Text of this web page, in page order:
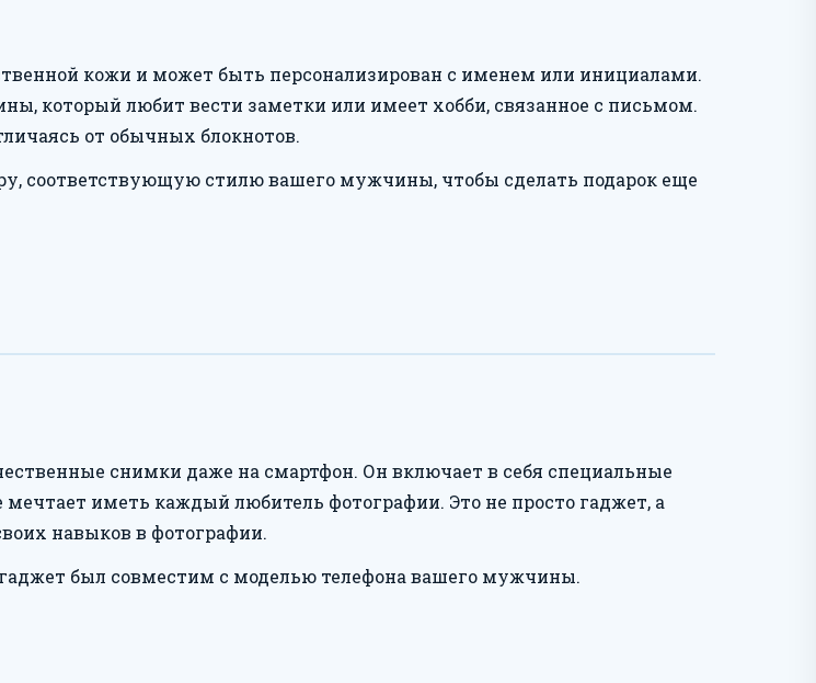
кожи и может быть персонализирован с именем или инициалами.
который любит вести заметки или имеет хобби, связанное с письмом.
от обычных блокнотов.
соответствующую стилю вашего мужчины, чтобы сделать подарок еще
снимки даже на смартфон. Он включает в себя специальные
иметь каждый любитель фотографии. Это не просто гаджет, а
навыков в фотографии.
гаджет был совместим с моделью телефона вашего мужчины.